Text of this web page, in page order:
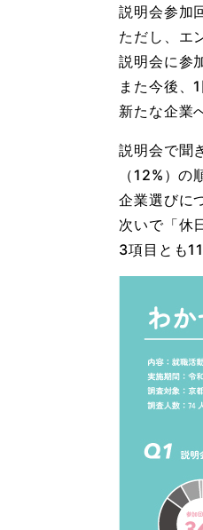
説明会参加
ただし、エ
説明会に参
また今後、
新たな企業
説明会で聞
（12%）の
企業選びに
次いで「休
3項目とも